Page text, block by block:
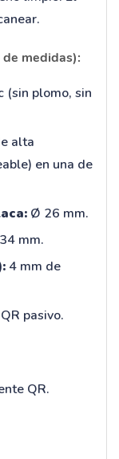
medidas):
(sin plomo, sin
alta
en una de
Ø 26 mm.
34 mm.
4 mm de
pasivo.
QR.